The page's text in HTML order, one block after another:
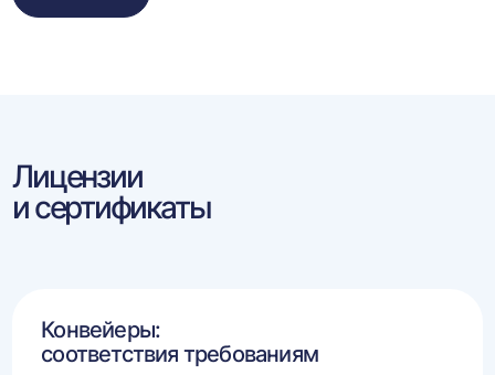
Лицензии
и сертификаты
Конвейеры:
соответствия требованиям